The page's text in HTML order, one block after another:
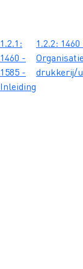
1.2.1:
1460 -
1585 -
Inleiding
1.2.2:
drukkerij/